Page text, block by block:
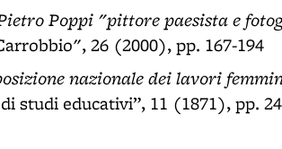
Poppi "pittore paesista e
26 (2000), pp. 167-194
nazionale dei lavori
studi educativi”, 11 (1871), pp.